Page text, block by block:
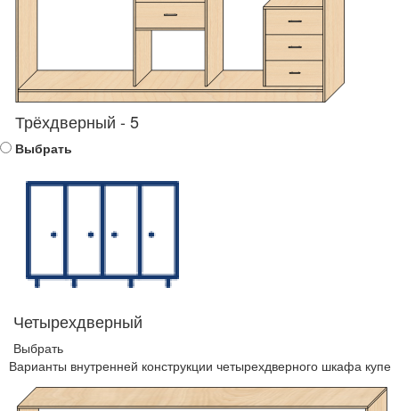
Трёхдверный - 5
Выбрать
Четырехдверный
Выбрать
Варианты внутренней конструкции четырехдверного шкафа купе